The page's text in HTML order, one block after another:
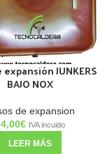
JUNKERS
BAJO NOX
de expansion
€ IVA incuido
LEER MÁS